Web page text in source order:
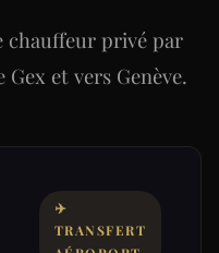
chauffeur privé par
et vers Genève.
✈️
TRANSFERT